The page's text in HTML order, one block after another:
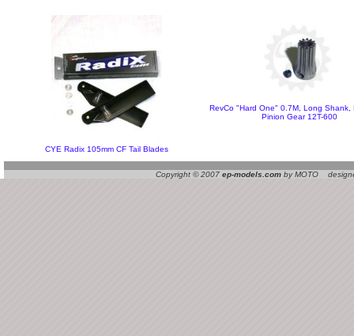
CYE Radix 105mm CF Tail Blades
RevCo "Hard One" 0.7M, Long Shank,
Pinion Gear 12T-600
Copyright © 2007 ep-models.com by MOTO